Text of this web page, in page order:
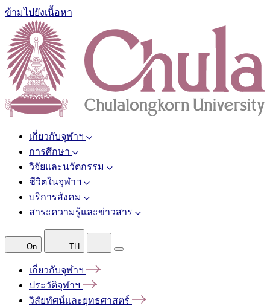
ข้ามไปยังเนื้อหา
เกี่ยวกับจุฬาฯ
การศึกษา
วิจัยและนวัตกรรม
ชีวิตในจุฬาฯ
บริการสังคม
สาระความรู้และข่าวสาร
On TH
เกี่ยวกับจุฬาฯ
ประวัติจุฬาฯ
วิสัยทัศน์และยุทธศาสตร์